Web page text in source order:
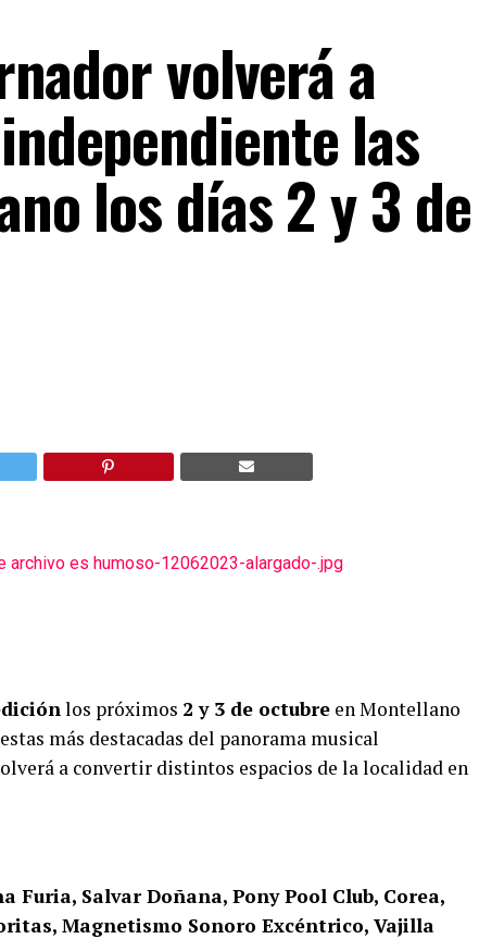
volverá a
las
los días 2 y 3 de
los próximos 2 y 3 de octubre en Montellano
más destacadas del panorama musical
a convertir distintos espacios de la localidad en
Furia, Salvar Doñana, Pony Pool Club, Corea,
Magnetismo Sonoro Excéntrico, Vajilla